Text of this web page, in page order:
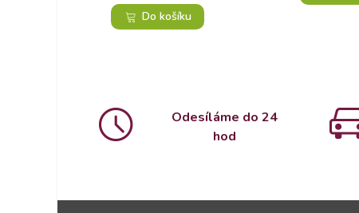
Do košíku
Odesíláme do 24
hod